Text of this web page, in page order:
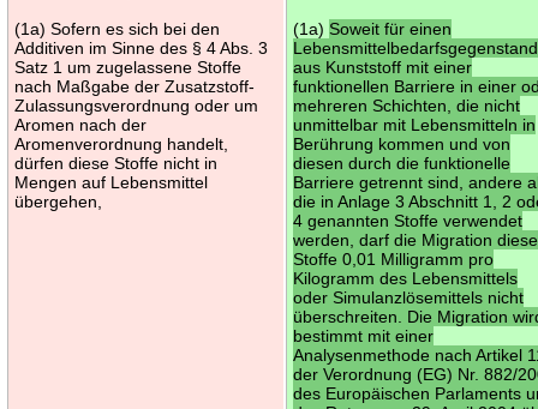
(1a) Sofern es sich bei den
Additiven im Sinne des § 4 Abs. 3
Satz 1 um zugelassene Stoffe
nach Maßgabe der Zusatzstoff-
Zulassungsverordnung oder um
Aromen nach der
Aromenverordnung handelt,
dürfen diese Stoffe nicht in
Mengen auf Lebensmittel
übergehen,
(1a)Soweit für einen
Lebensmittelbedarfsgegenstand
aus Kunststoff mit einer
funktionellen Barriere in einer
mehreren Schichten, die nicht
unmittelbar mit Lebensmitteln in
Berührung kommen und von
diesen durch die funktionelle
Barriere getrennt sind, andere
die in Anlage 3 Abschnitt 1, 2
4 genannten Stoffe verwendet
werden, darf die Migration
Stoffe 0,01 Milligramm pro
Kilogramm des Lebensmittels
oder Simulanzlösemittels nicht
überschreiten. Die Migration
bestimmt mit einer
Analysenmethode nach Artikel
der Verordnung (EG) Nr. 882/
des Europäischen Parlaments